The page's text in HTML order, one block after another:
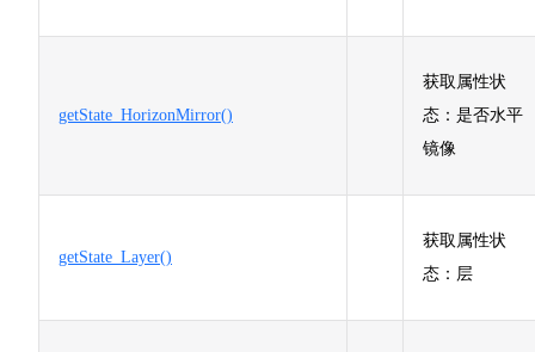
getState_HorizonMirror()
获取属性状
态：是否水平
镜像
getState_Layer()
获取属性状
态：层